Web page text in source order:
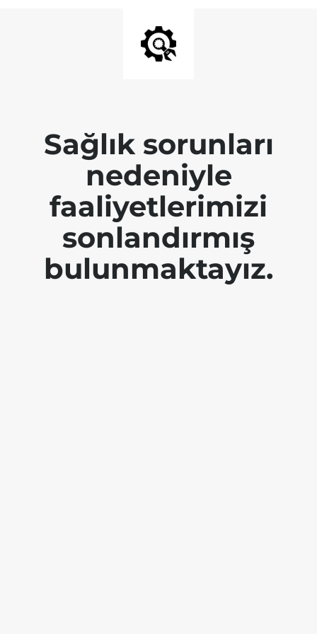
Sağlık sorunları
nedeniyle
faaliyetlerimizi
sonlandırmış
bulunmaktayız.